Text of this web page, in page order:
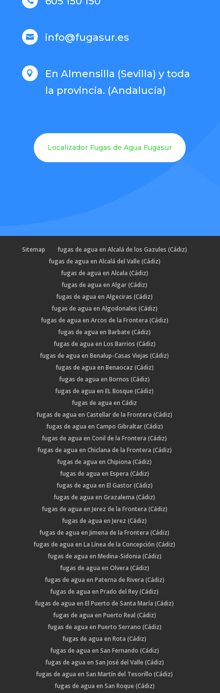
 info@fugasur.es

En Almensilla (Sevilla) y toda
la provincia. (Andalucía)
Localizador Fugas de Agua Fugasur
Sitemap
fugas de agua en Alcalá de los Gazules (Cádiz)
fugas de agua en Alcalá del Valle (Cádiz)
fugas de agua en Alcala (Cádiz)
fugas de agua en Algar (Cádiz)
fugas de agua en Algeciras (Cádiz)
fugas de agua en Algodonales (Cádiz)
fugas de agua en Arcos de la Frontera (Cádiz)
fugas de agua en Barbate (Cádiz)
fugas de agua en Los Barrios (Cádiz)
fugas de agua en Benalup-Casas Viejas (Cádiz)
fugas de agua en Benaocaz (Cádiz)
fugas de agua en Bornos (Cádiz)
fugas de agua en EL Bosque (Cádiz)
fugas de agua en Cádiz
fugas de agua en Castellar de la Frontera (Cádiz)
fugas de agua en Campo Gibraltar (Cádiz)
fugas de agua en Conil de la Frontera (Cádiz)
fugas de agua en Chiclana de la Frontera (Cádiz)
fugas de agua en Chipiona (Cádiz)
fugas de agua en Espera (Cádiz)
fugas de agua en El Gastor (Cádiz)
fugas de agua en Grazalema (Cádiz)
fugas de agua en Jerez de la Frontera (Cádiz)
fugas de agua en Jerez (Cádiz)
fugas de agua en Jimena de la Frontera (Cádiz)
fugas de agua en La Línea de la Concepción (Cádiz)
fugas de agua en Medina-Sidonia (Cádiz)
fugas de agua en Olvera (Cádiz)
fugas de agua en Paterna de Rivera (Cádiz)
fugas de agua en Prado del Rey (Cádiz)
fugas de agua en El Puerto de Santa María (Cádiz)
fugas de agua en Puerto Real (Cádiz)
fugas de agua en Puerto Serrano (Cádiz)
fugas de agua en Rota (Cádiz)
fugas de agua en San Fernando (Cádiz)
fugas de agua en San José del Valle (Cádiz)
fugas de agua en San Martín del Tesorillo (Cádiz)
fugas de agua en San Roque (Cádiz)